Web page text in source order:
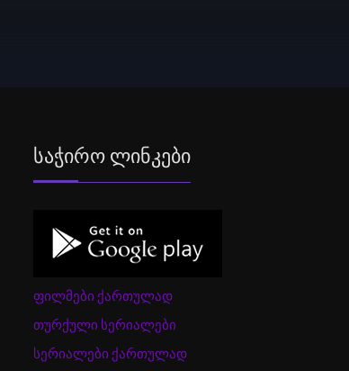
Საჭირო Ლინკები
ფილმები ქართულად
თურქული სერიალები
სერიალები ქართულად